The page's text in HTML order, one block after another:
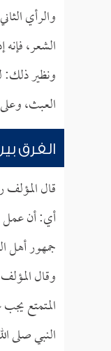
والرأي
الشعر،
ونظير ذلك:
العبث،
الفرق
قال المؤلف
أي: أن عمل
جمهور أهل
وقال
المتمتع
النبي صلى